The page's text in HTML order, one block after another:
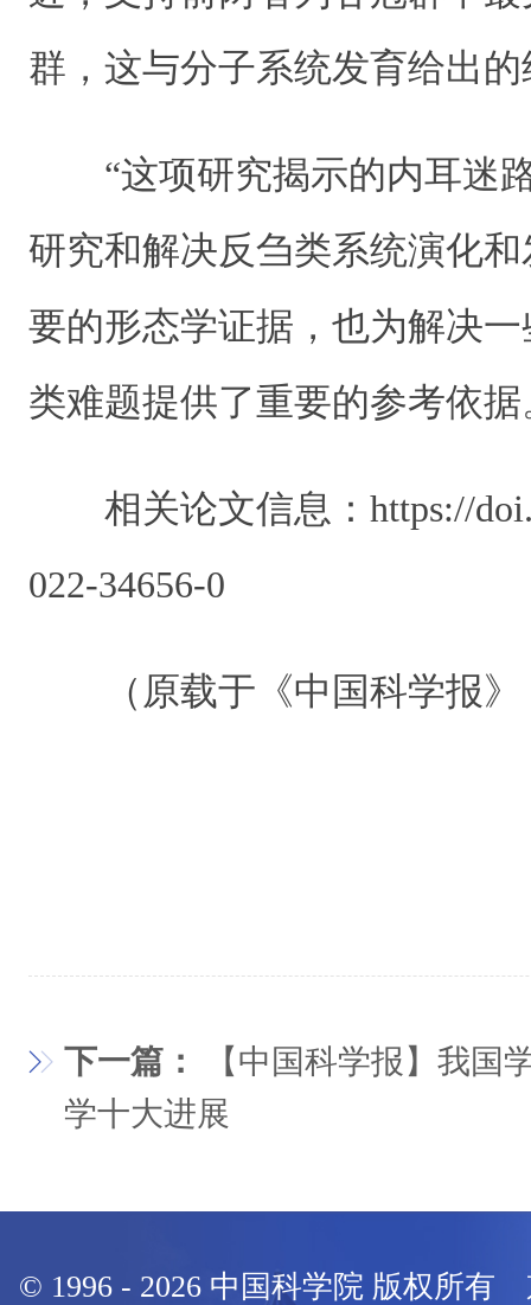
群，这与分子系统发育给出
“这项研究揭示的内耳迷
研究和解决反刍类系统演化
要的形态学证据，也为解决
类难题提供了重要的参考依
相关论文信息： https://
022-34656-0
（原载于《中国科学报》
下一篇：
【中国科学报】我国
学十大进展
© 1996 - 2026 中国科学院 版权所有